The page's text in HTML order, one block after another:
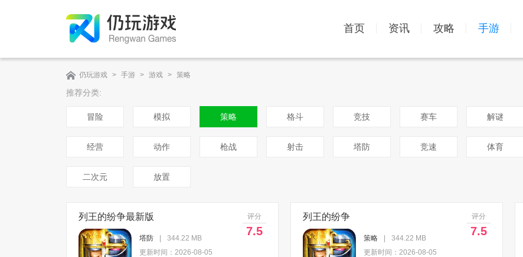
首页 资讯 攻略 手游
仍玩游戏 > 手游 > 游戏 > 策略
推荐分类:
冒险 模拟 策略 格斗 竞技 赛车 解谜
经营 动作 枪战 射击 塔防 竞速 体育
二次元 放置
列王的纷争最新版 评分
7.5
塔防
344.22 MB
更新时间：2026-08-05
列王的纷争 评分
7.5
策略
344.22 MB
更新时间：2026-08-05